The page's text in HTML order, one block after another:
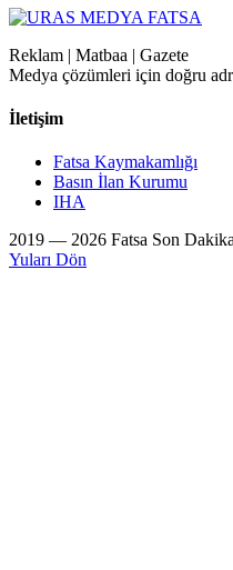
Reklam | Matbaa | Gazete
Medya çözümleri için doğru
İletişim
Fatsa Kaymakamlığı
Basın İlan Kurumu
IHA
2019 — 2026 Fatsa Son
Yuları Dön